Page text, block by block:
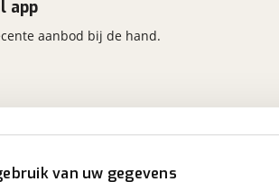
van uw gegevens
Bunnik
app
aanbod bij de hand.